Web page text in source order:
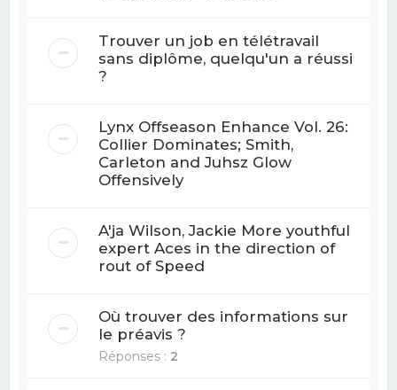
Trouver un job en télétravail
sans diplôme, quelqu'un a réussi
?
Lynx Offseason Enhance Vol. 26:
Collier Dominates; Smith,
Carleton and Juhsz Glow
Offensively
A'ja Wilson, Jackie More youthful
expert Aces in the direction of
rout of Speed
Où trouver des informations sur
le préavis ?
Réponses : 2